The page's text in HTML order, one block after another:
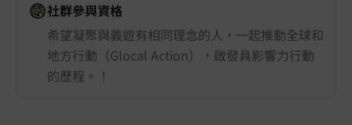
社群參與資格
希望凝聚與義遊有相同理念的人，一起推動全球和
地方行動（Glocal Action），啟發具影響力行動
的歷程。！